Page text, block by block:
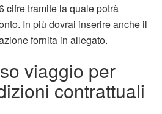
cifre tramite la quale potrà
In più dovrai inserire anche il
fornita in allegato.
viaggio per
contrattuali